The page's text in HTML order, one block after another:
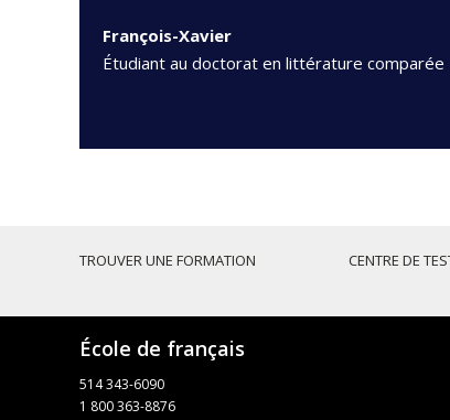
François-Xavier
Étudiant au doctorat en littérature comparée
TROUVER UNE FORMATION CENTRE DE
École de français
514 343-6090
1 800 363-8876